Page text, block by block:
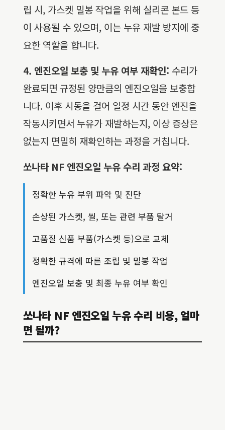
립 시, 가스켓 밀봉 작업을 위해 실리콘 본드 등
이 사용될 수 있으며, 이는 누유 재발 방지에 중
요한 역할을 합니다.
4. 엔진오일 보충 및 누유 여부 재확인: 수리가
완료되면 규정된 양만큼의 엔진오일을 보충합
니다. 이후 시동을 걸어 일정 시간 동안 엔진을
작동시키면서 누유가 재발하는지, 이상 증상은
없는지 면밀히 재확인하는 과정을 거칩니다.
쏘나타 NF 엔진오일 누유 수리 과정 요약:
정확한 누유 부위 파악 및 진단
손상된 가스켓, 씰, 또는 관련 부품 탈거
고품질 신품 부품(가스켓 등)으로 교체
정확한 규격에 따른 조립 및 밀봉 작업
엔진오일 보충 및 최종 누유 여부 확인
쏘나타 NF 엔진오일 누유 수리 비용, 얼마
면 될까?